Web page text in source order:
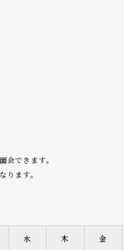
できます。
ります。
水 木 金